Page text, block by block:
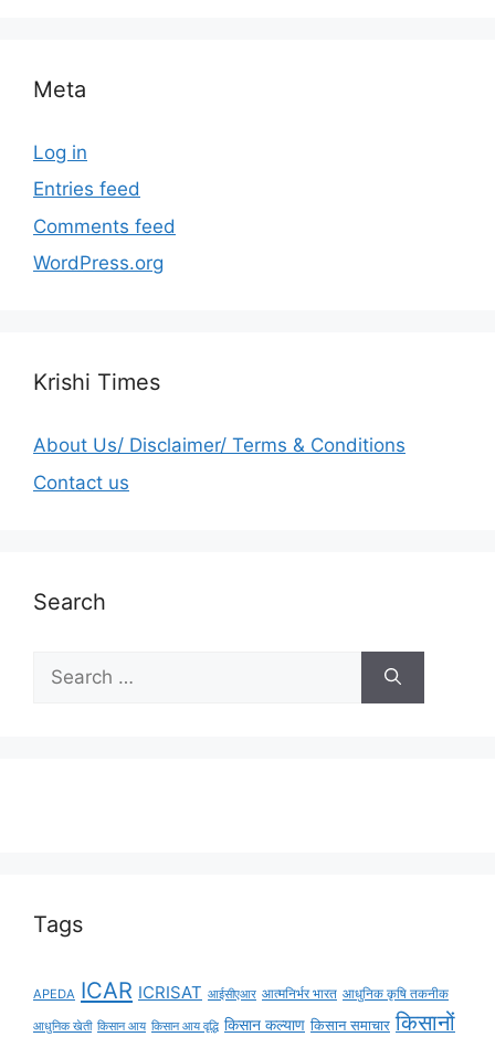
Meta
Log in
Entries feed
Comments feed
WordPress.org
Krishi Times
About Us/ Disclaimer/ Terms & Conditions
Contact us
Search
Tags
APEDA ICAR ICRISAT आईसीएआर आत्मनिर्भर भारत आधुनिक कृषि तकनीक
आधुनिक खेती किसान आय किसान आय वृद्धि किसान कल्याण किसान समाचार किसानों